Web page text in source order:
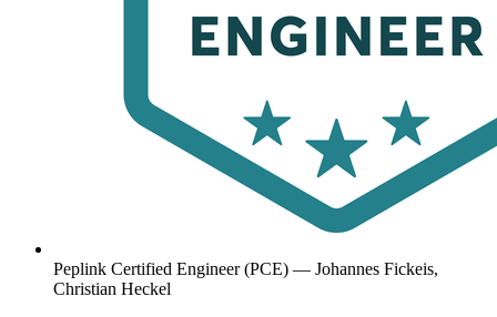
Peplink Certified Engineer (PCE) — Johannes Fickeis,
Christian Heckel